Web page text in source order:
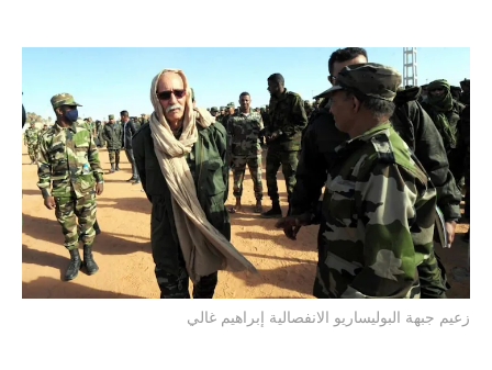
زعيم جبهة البوليساريو الانفصالية إبراهيم غالي